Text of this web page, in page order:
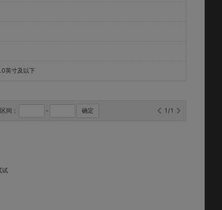
英寸及以下
间： - 确定 1/1
试